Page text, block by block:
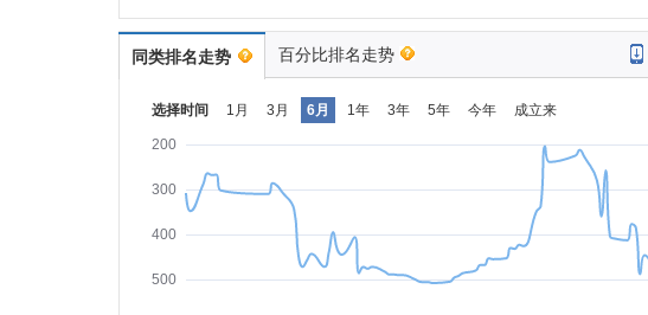
同类排名走势 百分比排名走势
选择时间 1月 3月 6月 1年 3年 5年 今年 成立来
200
300
400
500